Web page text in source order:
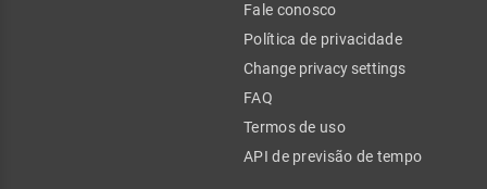
Fale conosco
Política de privacidade
Change privacy settings
FAQ
Termos de uso
API de previsão de tempo